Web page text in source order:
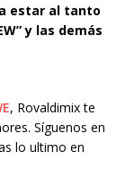
estar al tanto
y las demás
, Rovaldimix te
Síguenos en
lo ultimo en